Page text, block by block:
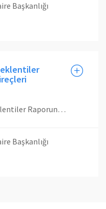
Başkanlığı
Kurumsal Mali Durum ve Beklentiler Raporunun hazırlanması için Maliye Bakanlığı’nca gönderilen yazıya istinaden hazırlanan Kurumsal Mali Durum ve Beklentiler Raporu üst yönetimin onayı alınarak bir üst yazı ile Maliye Bakanlığına gönderilir. Ayrıca söz konusu rapor Üniversitemiz web sitesinde yayınlanarak kamuoyuna da duyurulur.
Başkanlığı